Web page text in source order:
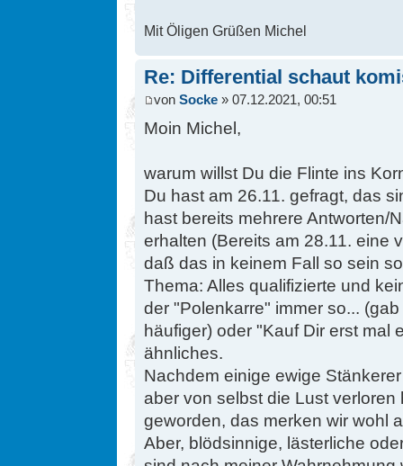
Mit Öligen Grüßen Michel
Re: Differential schaut
von Socke » 07.12.2021, 00:51
Moin Michel,
warum willst Du die Flinte ins
Du hast am 26.11. gefragt, das
hast bereits mehrere Antworten/
erhalten (Bereits am 28.11. eine
daß das in keinem Fall so sein
Thema: Alles qualifizierte und
der "Polenkarre" immer so...
häufiger) oder "Kauf Dir erst mal
ähnliches.
Nachdem einige ewige
aber von selbst die Lust
geworden, das merken wir wohl
Aber, blödsinnige, lästerliche